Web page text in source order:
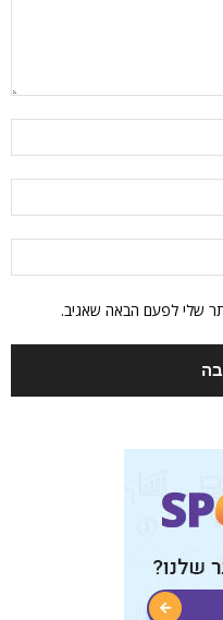
שלי לפעם הבאה שאגיב.